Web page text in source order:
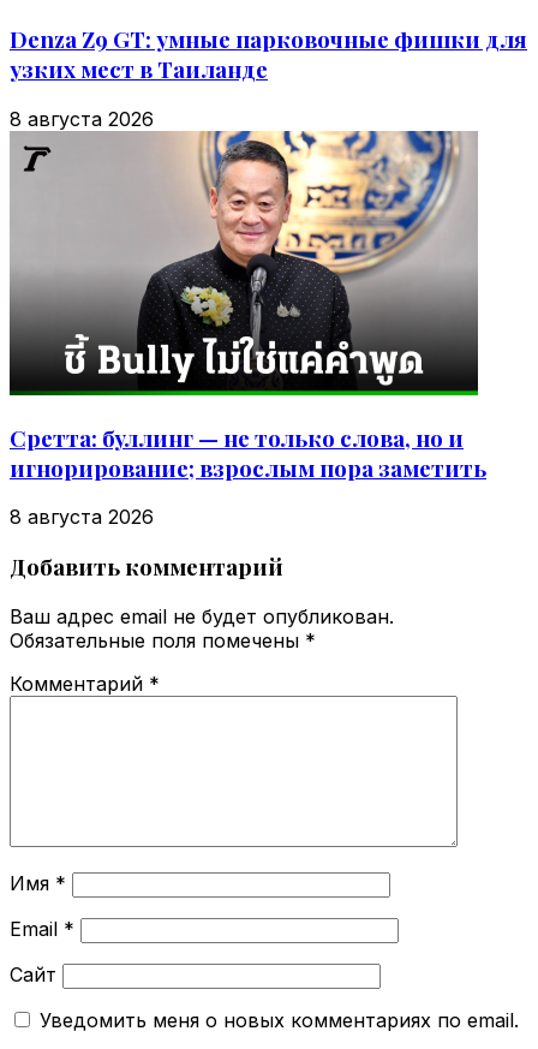
Denza Z9 GT: умные парковочные фишки для
узких мест в Таиланде
8 августа 2026
Сретта: буллинг — не только слова, но и
игнорирование; взрослым пора заметить
8 августа 2026
Добавить комментарий
Ваш адрес email не будет опубликован.
Обязательные поля помечены *
Комментарий *
Имя *
Email *
Сайт
Уведомить меня о новых комментариях по email.